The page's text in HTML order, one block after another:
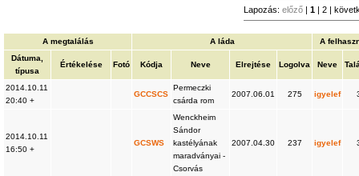
Lapozás:előző |1 | 2 |
A megtalálás A láda
A
Dátuma,
típusa
Értékelése Fotó Kódja Neve Elrejtése Logolva Neve
2014.10.11
20:40 +
GCCSCS
Permeczki
csárda rom
2007.06.01 275 igyelef
2014.10.11
16:50 +
GCSWS
Wenckheim
Sándor
kastélyának
maradványai -
Csorvás
2007.04.30 237 igyelef